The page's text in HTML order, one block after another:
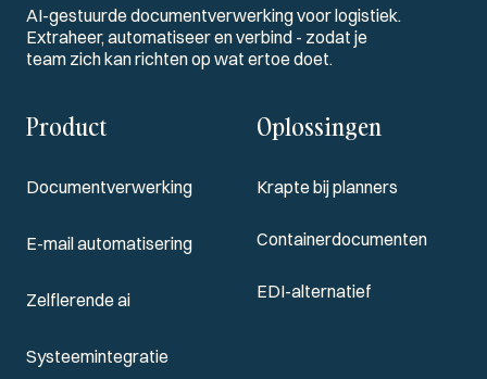
AI-gestuurde documentverwerking voor logistiek.
Extraheer, automatiseer en verbind - zodat je
team zich kan richten op wat ertoe doet.
Product
Documentverwerking
E-mail automatisering
Zelflerende ai
Systeemintegratie
Oplossingen
Krapte bij planners
Containerdocumenten
EDI-alternatief